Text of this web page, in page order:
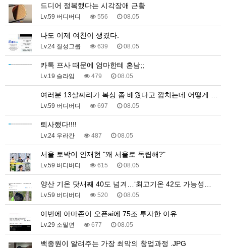
드디어 정복했다는 시각장애 근황
Lv.59 버디버디 556 08.05
나도 이제 여친이 생겼다.
Lv.24 칠성그룹 639 08.05
카톡 프사 때문에 엄마한테 혼남;;
Lv.19 슬라임 479 08.05
여러분 13살짜리가 복싱 좀 배웠다고 깝치는데 어떻게 …
Lv.59 버디버디 697 08.05
퇴사했다!!!!
Lv.24 우라칸 487 08.05
서울 토박이 안재현 "왜 서울로 독립해?"
Lv.59 버디버디 615 08.05
양산 기온 닷새째 40도 넘겨…‘최고기온 42도 가능성…
Lv.59 버디버디 520 08.05
이번에 아마존이 오픈ai에 75조 투자한 이유
Lv.29 소밀면 677 08.05
백종원이 알려주는 가장 최악의 창업과정 .JPG